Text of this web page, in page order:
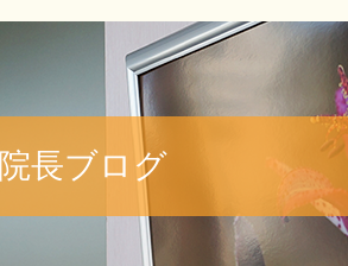
院長ブログ